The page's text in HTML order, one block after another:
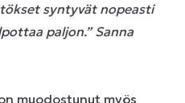
syntyvät nopeasti
paljon.” Sanna
muodostunut myös